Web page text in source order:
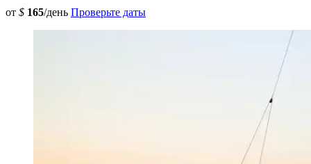
от $ 165/день Проверьте даты